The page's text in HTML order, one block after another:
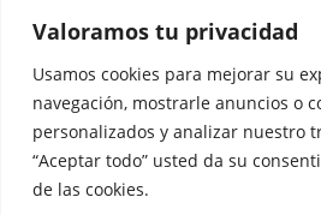
Valoramos tu privacidad
Usamos cookies para mejorar su
navegación, mostrarle anuncios o
personalizados y analizar nuestro
“Aceptar todo” usted da su
de las cookies.
Medio auditado por